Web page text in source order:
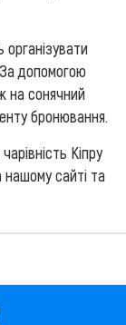
допомогою
на сонячний
бронювання.
Кіпру
сайті та